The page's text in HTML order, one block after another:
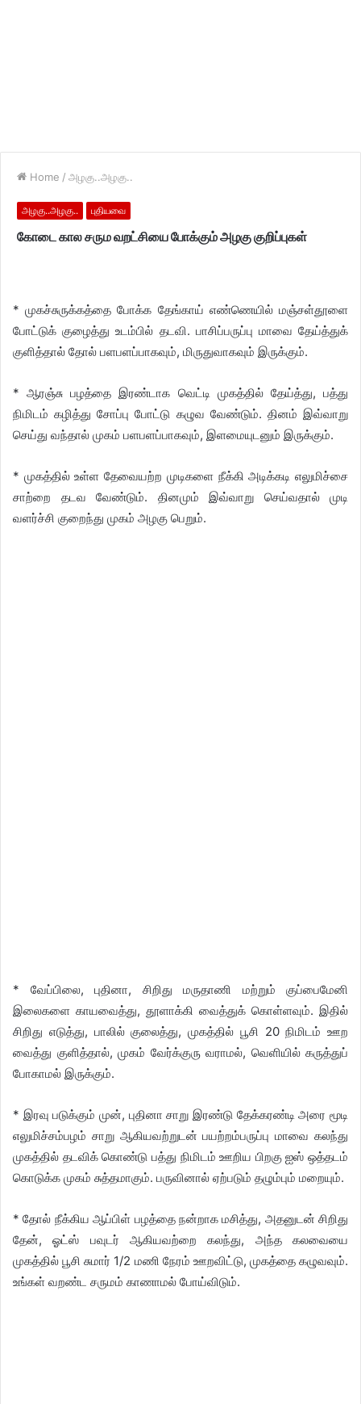
Home / அழகு..அழகு..
அழகு..அழகு.. புதியவை
கோடை கால சரும வறட்சியை போக்கும் அழகு குறிப்புகள்
* முகச்சுருக்கத்தை போக்க தேங்காய் எண்ணெயில் மஞ்சள்தூளை
போட்டுக் குழைத்து உடம்பில் தடவி. பாசிப்பருப்பு மாவை தேய்த்துக்
குளித்தால் தோல் பளபளப்பாகவும், மிருதுவாகவும் இருக்கும்.
* ஆரஞ்சு பழத்தை இரண்டாக வெட்டி முகத்தில் தேய்த்து, பத்து
நிமிடம் கழித்து சோப்பு போட்டு கழுவ வேண்டும். தினம் இவ்வாறு
செய்து வந்தால் முகம் பளபளப்பாகவும், இளமையுடனும் இருக்கும்.
* முகத்தில் உள்ள தேவையற்ற முடிகளை நீக்கி அடிக்கடி எலுமிச்சை
சாற்றை தடவ வேண்டும். தினமும் இவ்வாறு செய்வதால் முடி
வளர்ச்சி குறைந்து முகம் அழகு பெறும்.
* வேப்பிலை, புதினா, சிறிது மருதாணி மற்றும் குப்பைமேனி
இலைகளை காயவைத்து, தூளாக்கி வைத்துக் கொள்ளவும். இதில்
சிறிது எடுத்து, பாலில் குலைத்து, முகத்தில் பூசி 20 நிமிடம் ஊற
வைத்து குளித்தால், முகம் வேர்க்குரு வராமல், வெளியில் கருத்துப்
போகாமல் இருக்கும்.
* இரவு படுக்கும் முன், புதினா சாறு இரண்டு தேக்கரண்டி அரை மூடி
எலுமிச்சம்பழம் சாறு ஆகியவற்றுடன் பயற்றம்பருப்பு மாவை கலந்து
முகத்தில் தடவிக் கொண்டு பத்து நிமிடம் ஊறிய பிறகு ஐஸ் ஒத்தடம்
கொடுக்க முகம் சுத்தமாகும். பருவினால் ஏற்படும் தழும்பும் மறையும்.
* தோல் நீக்கிய ஆப்பிள் பழத்தை நன்றாக மசித்து, அதனுடன் சிறிது
தேன், ஓட்ஸ் பவுடர் ஆகியவற்றை கலந்து, அந்த கலவையை
முகத்தில் பூசி சுமார் 1/2 மணி நேரம் ஊறவிட்டு, முகத்தை கழுவவும்.
உங்கள் வறண்ட சருமம் காணாமல் போய்விடும்.